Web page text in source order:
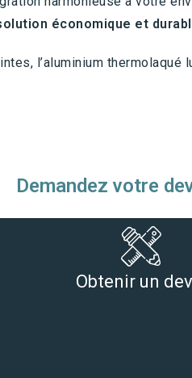
économique et
l’aluminium thermolaqué
Demandez votre
Obtenir un